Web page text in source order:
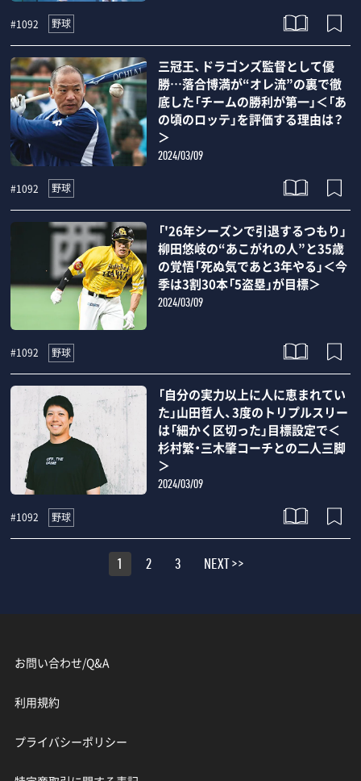
#1092 野球
三冠王、ドラゴンズ監督として優
勝…落合博満が“オレ流”の裏で徹
底した「チームの勝利が第一」＜「あ
の頃のロッテ」を評価する理由は？
＞
2024/03/09
#1092 野球
「'26年シーズンで引退するつもり」
柳田悠岐の“あこがれの人”と35歳
の覚悟「死ぬ気であと3年やる」＜今
季は3割30本「5盗塁」が目標＞
2024/03/09
#1092 野球
「自分の実力以上に人に恵まれてい
た」山田哲人、3度のトリプルスリー
は「細かく区切った」目標設定で＜
杉村繁・三木肇コーチとの二人三脚
＞
2024/03/09
#1092 野球
1 2 3 NEXT >>
お問い合わせ/Q&A
利用規約
プライバシーポリシー